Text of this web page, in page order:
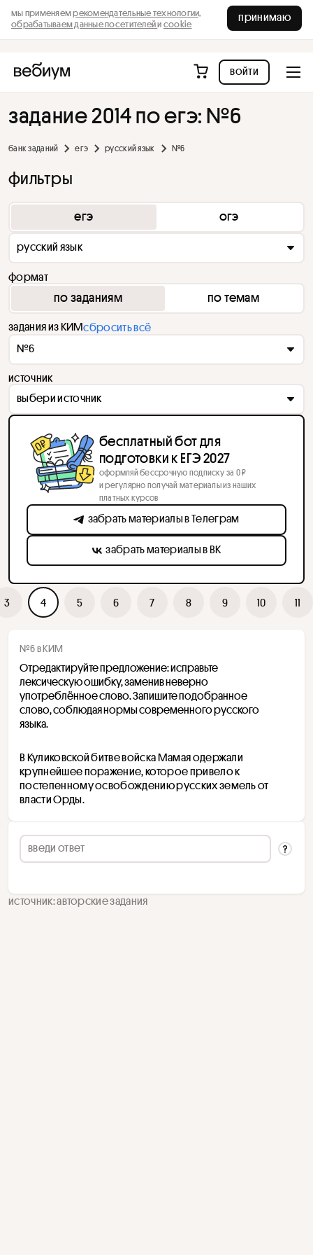
мы применяемрекомендательные технологии,
обрабатываем данные посетителейи cookie
принимаю
войти
задание 2014 по егэ: №6
банк заданий егэ русский язык №6
фильтры
егэ огэ
русский язык
формат
по заданиям по темам
задания из КИМсбросить всё
№6
источник
выбери источник
3 4 5 6 7 8 9 10 11
№6 в КИМ
Отредактируйте предложение: исправьте
лексическую ошибку, заменив неверно
употреблённое слово. Запишите подобранное
слово, соблюдая нормы современного русского
языка.
В Куликовской битве войска Мамая одержали
крупнейшее поражение, которое привело к
постепенному освобождению русских земель от
власти Орды.
источник: авторские задания
бесплатный бот для
подготовки к ЕГЭ 2027
оформляй бессрочную подписку за 0 ₽
и регулярно получай материалы из наших
платных курсов
забрать материалы в Телеграм
забрать материалы в ВК